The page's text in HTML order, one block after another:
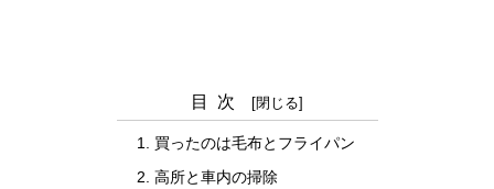
目次
買ったのは毛布とフライパン
高所と車内の掃除